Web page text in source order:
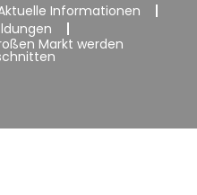
Informationen
Markt werden